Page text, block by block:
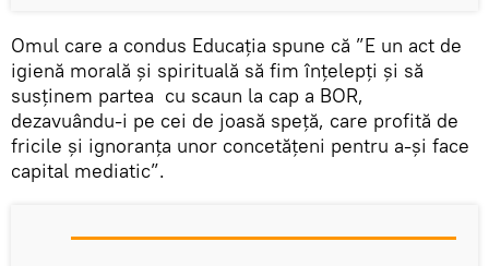
Omul care a condus Educația spune că ”E un act de
igienă morală și spirituală să fim înțelepți și să
susținem partea cu scaun la cap a BOR,
dezavuându-i pe cei de joasă speță, care profită de
fricile și ignoranța unor concetățeni pentru a-și face
capital mediatic”.